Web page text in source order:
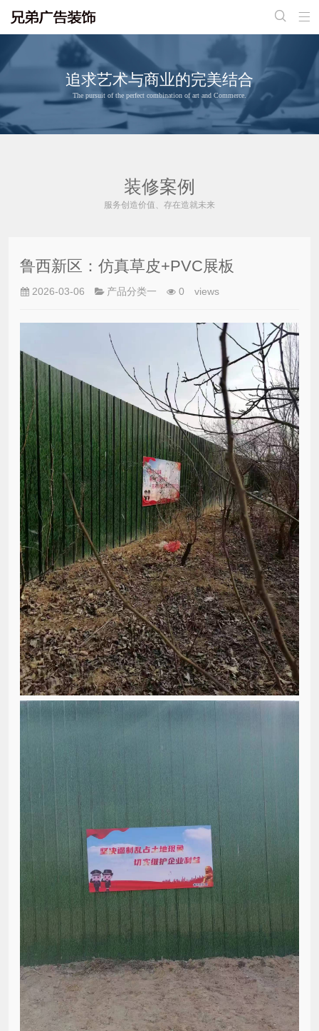


追求艺术与商业的完美结合
The pursuit of the perfect combination of art and Commerce.
装修案例
服务创造价值、存在造就未来
鲁西新区：仿真草皮+PVC展板
2026-03-06 产品分类一 0 views